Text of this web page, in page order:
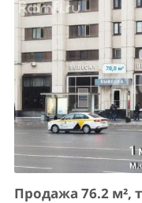
Продажа 76.2 м²,